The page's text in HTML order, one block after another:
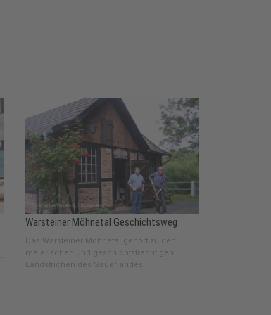
Warsteiner Möhnetal Geschichtsweg
Das Warsteiner Möhnetal gehört zu den
malerischen und geschichtsträchtigen
Landstrichen des Sauerlandes.